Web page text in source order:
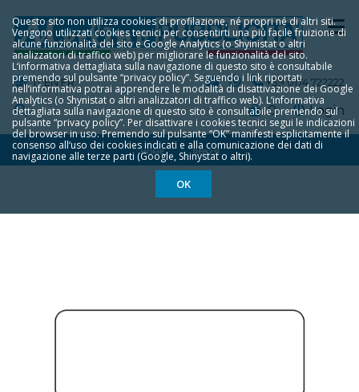
Questo sito non utilizza cookies di profilazione, né propri né di altri siti.
Vengono utilizzati cookies tecnici per consentirti una più facile fruizione di
alcune funzionalità del sito e Google Analytics (o Shyinistat o altri
analizzatori di traffico web) per migliorare le funzionalità del sito.
L‘informativa dettagliata sulla navigazione di questo sito è consultabile
premendo sul pulsante “privacy policy”. Seguendo i link riportati
nell‘informativa potrai apprendere le modalità di disattivazione dei Google
Analytics (o Shynistat o altri analizzatori di traffico web). L‘informativa
dettagliata sulla navigazione di questo sito è consultabile premendo sul
pulsante “privacy policy”. Per disattivare i cookies tecnici segui le indicazioni
del browser in uso. Premendo sul pulsante “OK” manifesti esplicitamente il
consenso all‘uso dei cookies indicati e alla comunicazione dei dati di
navigazione alle terze parti (Google, Shinystat o altri).
OK
IT EN FR +39 0174 722222
Login
0
HOME REB251